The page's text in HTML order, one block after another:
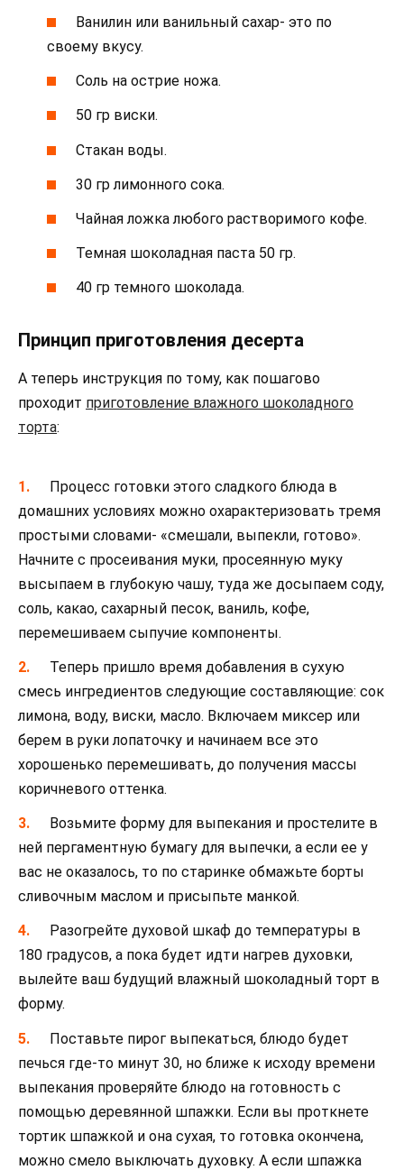
Ванилин или ванильный сахар- это по
своему вкусу.
Соль на острие ножа.
50 гр виски.
Стакан воды.
30 гр лимонного сока.
Чайная ложка любого растворимого кофе.
Темная шоколадная паста 50 гр.
40 гр темного шоколада.
Принцип приготовления десерта
А теперь инструкция по тому, как пошагово
проходит приготовление влажного шоколадного
торта:
Процесс готовки этого сладкого блюда в
домашних условиях можно охарактеризовать тремя
простыми словами- «смешали, выпекли, готово».
Начните с просеивания муки, просеянную муку
высыпаем в глубокую чашу, туда же досыпаем соду,
соль, какао, сахарный песок, ваниль, кофе,
перемешиваем сыпучие компоненты.
Теперь пришло время добавления в сухую
смесь ингредиентов следующие составляющие: сок
лимона, воду, виски, масло. Включаем миксер или
берем в руки лопаточку и начинаем все это
хорошенько перемешивать, до получения массы
коричневого оттенка.
Возьмите форму для выпекания и простелите в
ней пергаментную бумагу для выпечки, а если ее у
вас не оказалось, то по старинке обмажьте борты
сливочным маслом и присыпьте манкой.
Разогрейте духовой шкаф до температуры в
180 градусов, а пока будет идти нагрев духовки,
вылейте ваш будущий влажный шоколадный торт в
форму.
Поставьте пирог выпекаться, блюдо будет
печься где-то минут 30, но ближе к исходу времени
выпекания проверяйте блюдо на готовность с
помощью деревянной шпажки. Если вы проткнете
тортик шпажкой и она сухая, то готовка окончена,
можно смело выключать духовку. А если шпажка